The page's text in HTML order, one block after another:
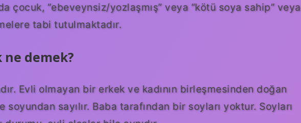
çocuk, “ebeveynsiz/yozlaşmış” veya “kötü soya sahip” veya
tabi tutulmaktadır.
demek?
Evli olmayan bir erkek ve kadının birleşmesinden doğan
sayılır. Baba tarafından bir soyları yoktur. Soyları